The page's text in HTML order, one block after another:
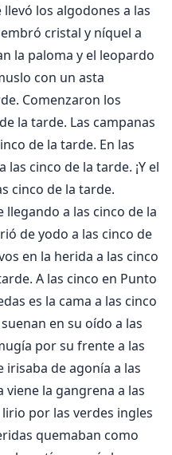
los algodones a las
cristal y níquel a
la paloma y el leopardo
con un asta
Comenzaron los
la tarde. Las campanas
de la tarde. En las
cinco de la tarde. ¡Y el
cinco de la tarde.
llegando a las cinco de la
de yodo a las cinco de
en la herida a las cinco
A las cinco en Punto
es la cama a las cinco
en su oído a las
por su frente a las
irisaba de agonía a las
viene la gangrena a las
por las verdes ingles
quemaban como